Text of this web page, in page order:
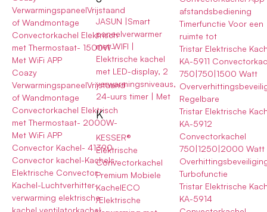
VerwarmingspaneelVrijstaand
of Wandmontage
Convectorkachel Elektrisch
met Thermostaat- 1500W-
Met WiFi APP
Coazy
VerwarmingspaneelVrijstaand
of Wandmontage
Convectorkachel Elektrisch
met Thermostaat- 2000W-
Met WiFi APP
Convector Kachel- 41390
Convector kachel-Kachels-
Elektrische Convector
Kachel-Luchtverhitter-
verwarming elektrische
JASUN |Smart
paneelverwarmer
met WIFI |
Elektrische kachel
met LED-display, 2
verwarmingsniveaus,
24-uurs timer | Met
K
KESSER®
Elektrische
Convectorkachel
Premium Mobiele
KachelECO
/Elektrische
afstandsbediening
Timerfunctie Voor een
ruimte tot
Tristar Elektrische
KA-5911
750|750|1500 Watt
Regelbare
Tristar Elektrische
KA-5912
Convectorkachel
750|1250|2000 Watt
Turbofunctie
Tristar Elektrische
KA-5914